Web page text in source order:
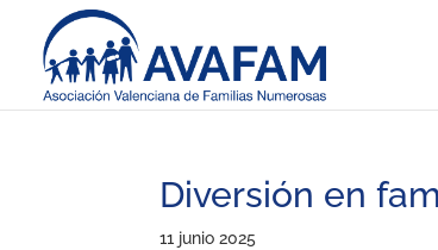
Diversión en
11 junio 2025